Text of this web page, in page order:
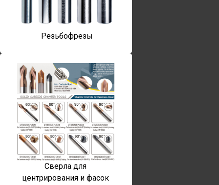
Резьбофрезы
Сверла для
центрирования и фасок